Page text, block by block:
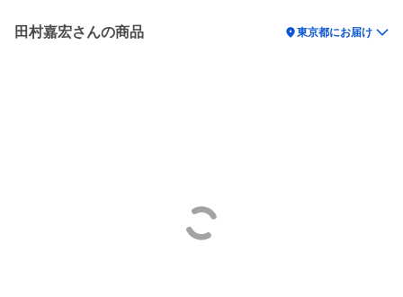
田村嘉宏さんの商品 location_on東京都にお届け